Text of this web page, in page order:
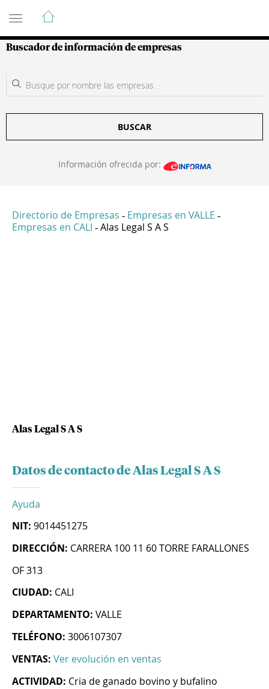
Guía de Empresas Colombianas
Buscador de información de empresas
BUSCAR
Información ofrecida por:
Directorio de Empresas - Empresas en VALLE -
Empresas en CALI - Alas Legal S A S
Alas Legal S A S
Datos de contacto de Alas Legal S A S
Ayuda
NIT: 9014451275
DIRECCIÓN: CARRERA 100 11 60 TORRE FARALLONES
OF 313
CIUDAD: CALI
DEPARTAMENTO: VALLE
TELÉFONO: 3006107307
VENTAS: Ver evolución en ventas
ACTIVIDAD: Cria de ganado bovino y bufalino